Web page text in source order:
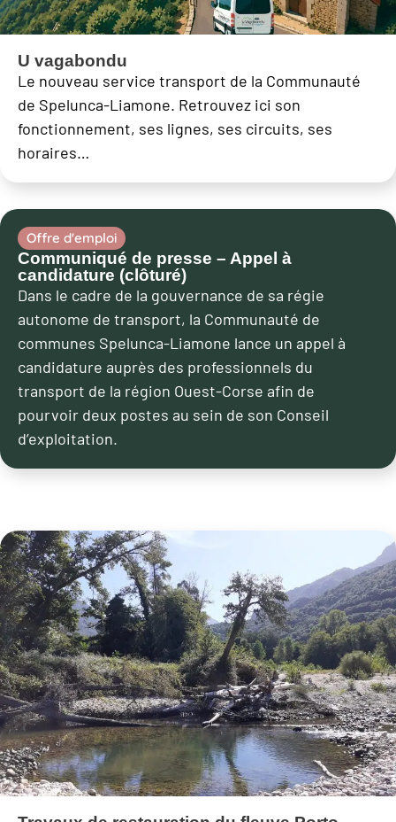
U vagabondu
Le nouveau service transport de la Communauté
de Spelunca-Liamone. Retrouvez ici son
fonctionnement, ses lignes, ses circuits, ses
horaires…
Offre d'emploi
Communiqué de presse – Appel à
candidature (clôturé)
Dans le cadre de la gouvernance de sa régie
autonome de transport, la Communauté de
communes Spelunca-Liamone lance un appel à
candidature auprès des professionnels du
transport de la région Ouest-Corse afin de
pourvoir deux postes au sein de son Conseil
d’exploitation.